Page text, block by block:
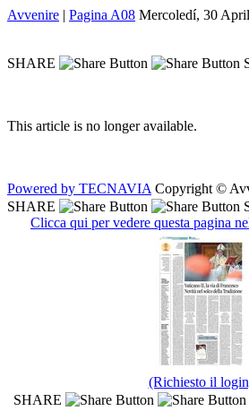
Avvenire | Pagina A08 Mercoledí, 30
SHARE
This article is no longer available.
Powered by TECNAVIA Copyright ©
SHARE
Clicca qui per vedere questa pagina
(Richiesto il
SHARE